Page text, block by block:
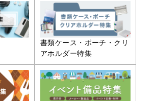
書類ケース・ポーチ・クリ
アホルダー特集